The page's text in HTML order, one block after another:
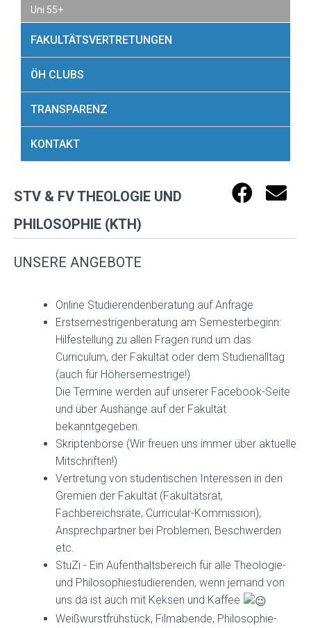
Uni 55+
FAKULTÄTSVERTRETUNGEN
ÖH CLUBS
TRANSPARENZ
KONTAKT
STV & FV THEOLOGIE UND
PHILOSOPHIE (KTH)
UNSERE ANGEBOTE
Online Studierendenberatung auf Anfrage
Erstsemestrigenberatung am Semesterbeginn:
Hilfestellung zu allen Fragen rund um das
Curriculum, der Fakultät oder dem Studienalltag
(auch für Höhersemestrige!)
Die Termine werden auf unserer Facebook-Seite
und über Aushänge auf der Fakultät
bekanntgegeben.
Skriptenbörse (Wir freuen uns immer über aktuelle
Mitschriften!)
Vertretung von studentischen Interessen in den
Gremien der Fakultät (Fakultätsrat,
Fachbereichsräte, Curricular-Kommission),
Ansprechpartner bei Problemen, Beschwerden
etc.
StuZi - Ein Aufenthaltsbereich für alle Theologie-
und Philosophiestudierenden, wenn jemand von
uns da ist auch mit Keksen und Kaffee
Weißwurstfrühstück, Filmabende, Philosophie-